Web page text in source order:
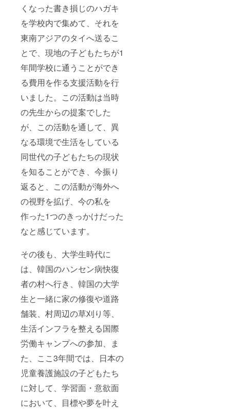
くなった書き損じのハガキ
を学校内で集めて、それを
東南アジアのタイへ送るこ
とで、現地の子どもたちが1
年間学校に通うことができ
る費用を作る支援活動を行
いました。この活動は当時
の先生からの提案でした
が、この活動を通して、異
なる環境で生活をしている
同世代の子どもたちの現状
を知ることができ、今振り
返ると、この活動が海外へ
の視野を拡げ、今の私を
作った1つのきっかけだった
なと感じています。
その後も、大学生時代に
は、韓国のハンセン病快復
者の村へ行き、韓国の大学
生と一緒に家の修復や道路
舗装、村周辺の草刈り等、
生活インフラを整える国際
労働キャンプへの参加、ま
た、ここ3年間では、日本の
児童養護施設の子どもたち
に対して、学習面・意欲面
において、目標や夢を叶え